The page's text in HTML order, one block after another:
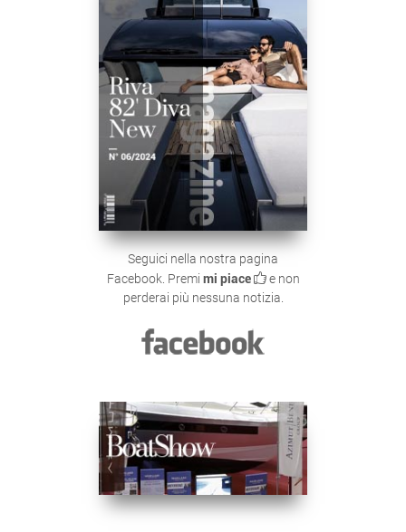
Seguici nella nostra pagina
Facebook. Premi mi piace
e non
perderai più nessuna notizia.